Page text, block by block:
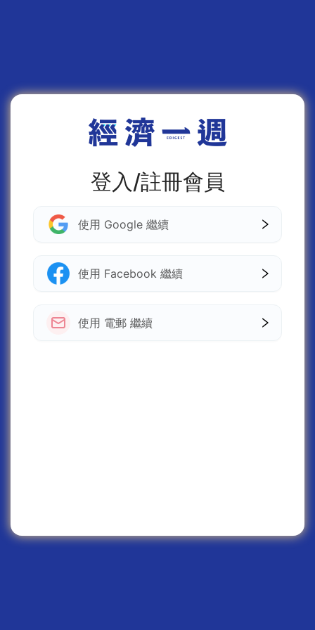
登入/註冊會員
使用 Google 繼續
使用 Facebook 繼續
使用 電郵 繼續